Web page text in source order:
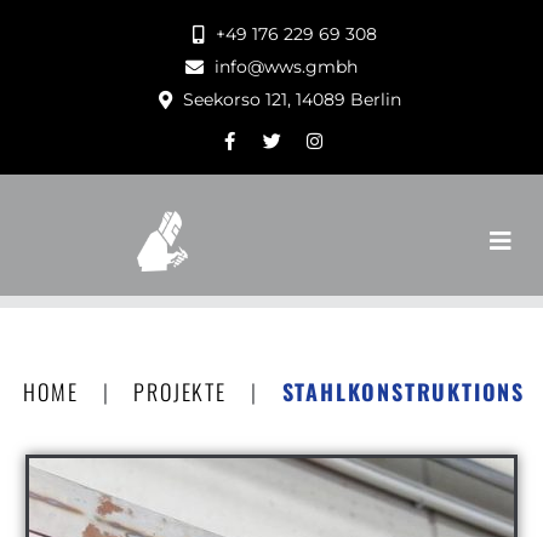
+49 176 229 69 308
info@wws.gmbh
Seekorso 121, 14089 Berlin
HOME | PROJEKTE | STAHLKONSTRUKTIONS